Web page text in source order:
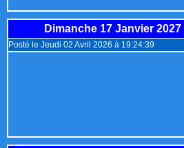
Dimanche 17 Janvier 2027
Posté le Jeudi 02 Avril 2026 à 19:24:39